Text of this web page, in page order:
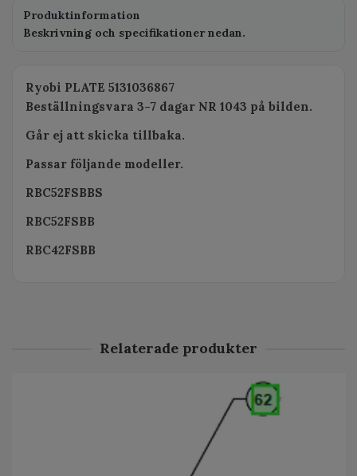
Produktinformation
Beskrivning och specifikationer nedan.
Ryobi PLATE 5131036867
Beställningsvara 3-7 dagar NR 1043 på bilden.
Går ej att skicka tillbaka.
Passar följande modeller.
RBC52FSBBS
RBC52FSBB
RBC42FSBB
Relaterade produkter